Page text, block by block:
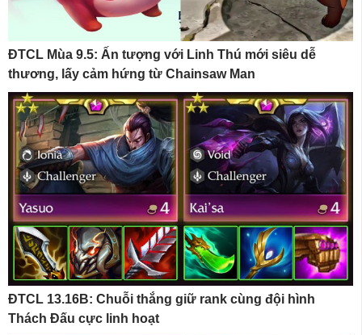
ĐTCL Mùa 9.5: Ấn tượng với Linh Thú mới siêu dễ
thương, lấy cảm hứng từ Chainsaw Man
ĐTCL 13.16B: Chuỗi thắng giữ rank cùng đội hình
Thách Đấu cực linh hoạt